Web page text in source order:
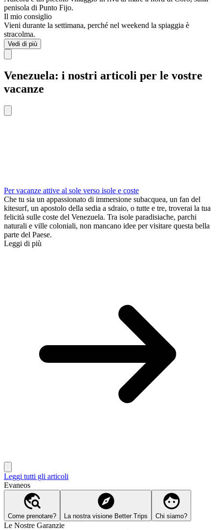
penisola di Punto Fijo.
Il mio consiglio
Vieni durante la settimana, perché nel weekend la spiaggia è
stracolma.
Vedi di più
Venezuela: i nostri articoli per le vostre
vacanze
Per vacanze attive al sole verso isole e coste
Che tu sia un appassionato di immersione subacquea, un fan del
kitesurf, un apostolo della sedia a sdraio, o tutte e tre, troverai la tua
felicità sulle coste del Venezuela. Tra isole paradisiache, parchi
naturali e ville coloniali, non mancano idee per visitare questa bella
parte del Paese.
Leggi di più
Leggi tutti gli articoli
Evaneos
Come prenotare? La nostra visione Better Trips Chi siamo?
Le Nostre Garanzie